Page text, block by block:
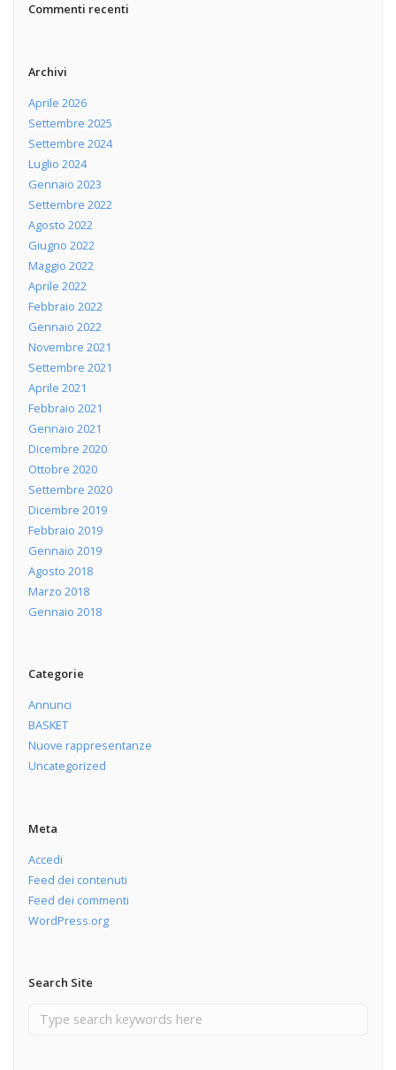
Commenti recenti
Archivi
Aprile 2026
Settembre 2025
Settembre 2024
Luglio 2024
Gennaio 2023
Settembre 2022
Agosto 2022
Giugno 2022
Maggio 2022
Aprile 2022
Febbraio 2022
Gennaio 2022
Novembre 2021
Settembre 2021
Aprile 2021
Febbraio 2021
Gennaio 2021
Dicembre 2020
Ottobre 2020
Settembre 2020
Dicembre 2019
Febbraio 2019
Gennaio 2019
Agosto 2018
Marzo 2018
Gennaio 2018
Categorie
Annunci
BASKET
Nuove rappresentanze
Uncategorized
Meta
Accedi
Feed dei contenuti
Feed dei commenti
WordPress.org
Search Site